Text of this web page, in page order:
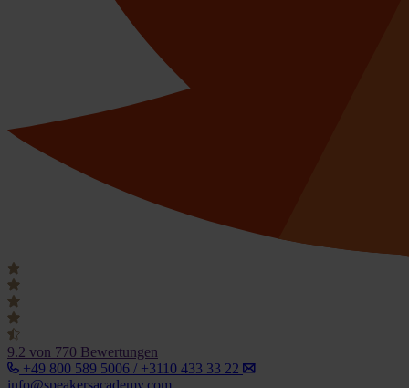
9.2 von 770 Bewertungen
+49 800 589 5006 / +3110 433 33 22
info@speakersacademy.com